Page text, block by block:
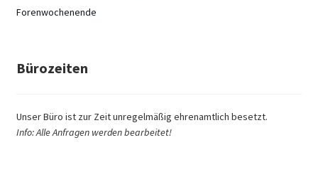
Forenwochenende
Bürozeiten
Unser Büro ist zur Zeit unregelmäßig ehrenamtlich besetzt.
Info: Alle Anfragen werden bearbeitet!